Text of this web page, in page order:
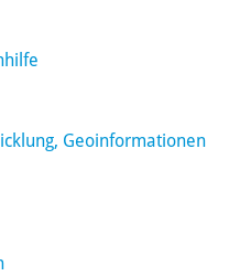
Geoinformationen